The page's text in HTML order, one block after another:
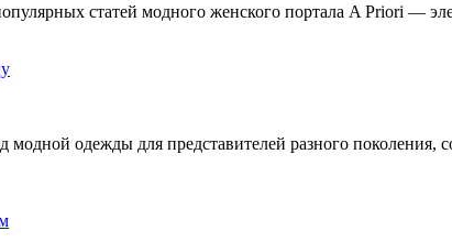
статей модного женского портала A Priori —
одежды для представителей разного поколения,